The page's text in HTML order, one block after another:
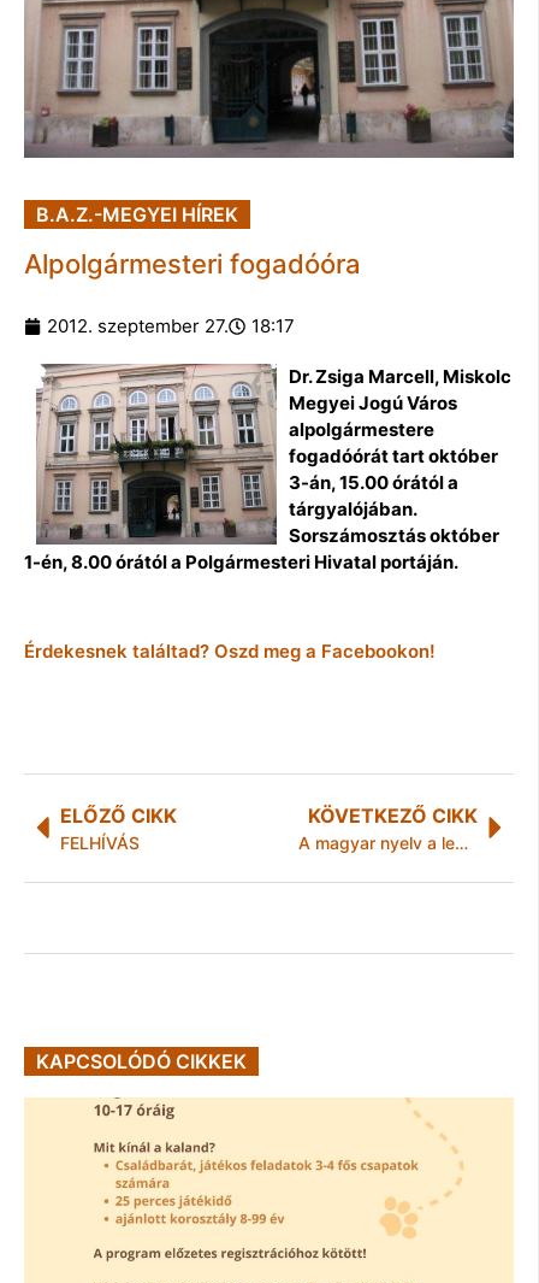
B.A.Z.-MEGYEI HÍREK
Alpolgármesteri fogadóóra
2012. szeptember 27. 18:17
Dr. Zsiga Marcell, Miskolc
Megyei Jogú Város
alpolgármestere
fogadóórát tart október
3-án, 15.00 órától a
tárgyalójában.
Sorszámosztás október
1-én, 8.00 órától a Polgármesteri Hivatal portáján.
Érdekesnek találtad? Oszd meg a Facebookon!
ELŐZŐ CIKK
FELHÍVÁS
KÖVETKEZŐ CIKK
A magyar nyelv a legnagyobb hungarikum
KAPCSOLÓDÓ CIKKEK